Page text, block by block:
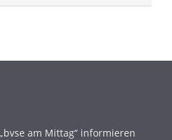
am Mittag“ informieren